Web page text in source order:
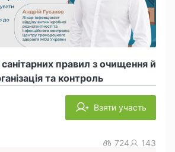
правил з очищення й
та контроль
Взяти участь
724 143